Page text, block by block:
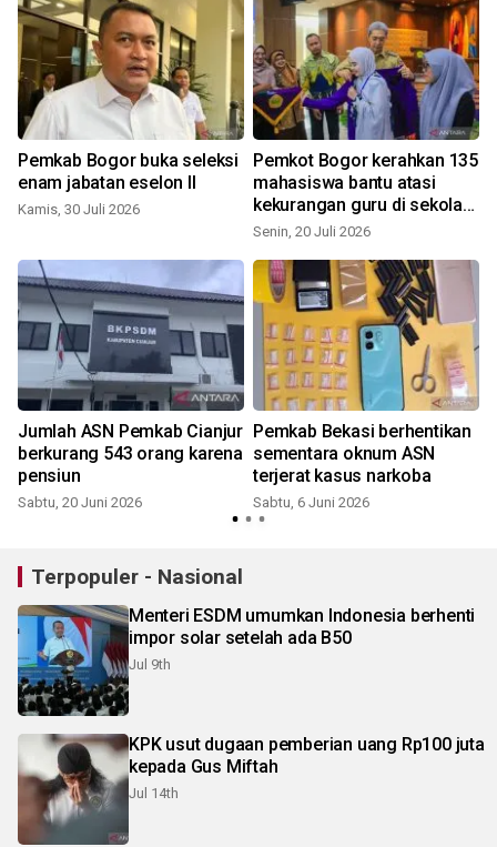
Pemkab Bogor buka seleksi
enam jabatan eselon II
Kamis, 30 Juli 2026
Pemkot Bogor kerahkan 135
mahasiswa bantu atasi
kekurangan guru di sekolah
negeri
Senin, 20 Juli 2026
Jumlah ASN Pemkab Cianjur
berkurang 543 orang karena
pensiun
Sabtu, 20 Juni 2026
Pemkab Bekasi berhentikan
sementara oknum ASN
terjerat kasus narkoba
Sabtu, 6 Juni 2026
Terpopuler - Nasional
Menteri ESDM umumkan Indonesia berhenti
impor solar setelah ada B50
Jul 9th
KPK usut dugaan pemberian uang Rp100 juta
kepada Gus Miftah
Jul 14th